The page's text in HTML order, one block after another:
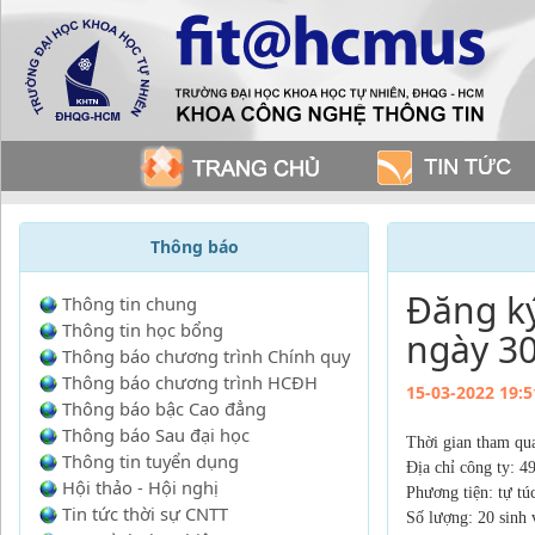
Thông báo
Thông tin chung
Thông tin học bổng
Thông báo chương trình Chính quy
Thông báo chương trình HCĐH
Thông báo bậc Cao đẳng
Thông báo Sau đại học
Thông tin tuyển dụng
Hội thảo - Hội nghị
Tin tức thời sự CNTT
Đăng
ngày
15-03-2022
Thời gian tham
Địa chỉ công ty:
Phương tiện: tự
Số lượng: 20 sinh